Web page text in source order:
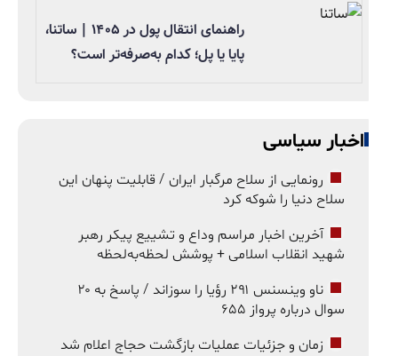
راهنمای انتقال پول در ۱۴۰۵ | ساتنا،
پایا یا پل؛ کدام به‌صرفه‌تر است؟
اخبار سیاسی
رونمایی از سلاح مرگبار ایران / قابلیت پنهان این
سلاح دنیا را شوکه کرد
آخرین اخبار مراسم وداع و تشییع پیکر رهبر
شهید انقلاب اسلامی + پوشش لحظه‌به‌لحظه
ناو وینسنس ۲۹۱ رؤیا را سوزاند / پاسخ به ۲۰
سوال درباره پرواز ۶۵۵
زمان و جزئیات عملیات بازگشت حجاج اعلام شد